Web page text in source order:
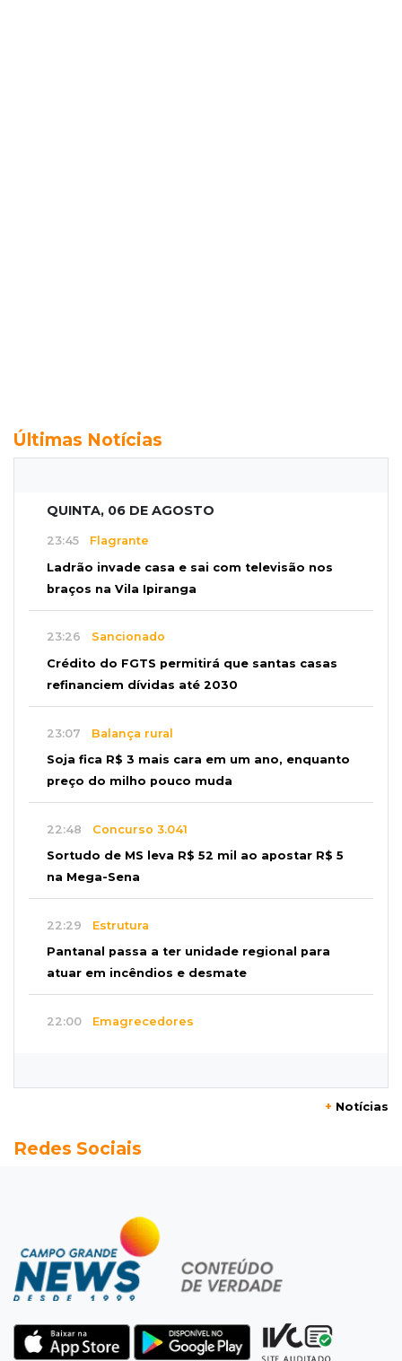
Últimas Notícias
QUINTA, 06 DE AGOSTO
23:45 Flagrante
Ladrão invade casa e sai com televisão nos
braços na Vila Ipiranga
23:26 Sancionado
Crédito do FGTS permitirá que santas casas
refinanciem dívidas até 2030
23:07 Balança rural
Soja fica R$ 3 mais cara em um ano, enquanto
preço do milho pouco muda
22:48 Concurso 3.041
Sortudo de MS leva R$ 52 mil ao apostar R$ 5
na Mega-Sena
22:29 Estrutura
Pantanal passa a ter unidade regional para
atuar em incêndios e desmate
22:00 Emagrecedores
Granizo danifica telhados e plantações
Agregado
Inter perde para o Corinthians mas avança às
quartas da Copa do Brasil
Vitória goleia Athletico-PR por 4 a 0 e avança
às quartas da Copa do Brasil
+ Notícias
Redes Sociais